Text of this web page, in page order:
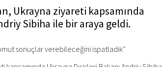
Ukrayna ziyareti kapsamında
Sibiha ile bir araya geldi.
sonuçlar verebileceğini ispatladık''